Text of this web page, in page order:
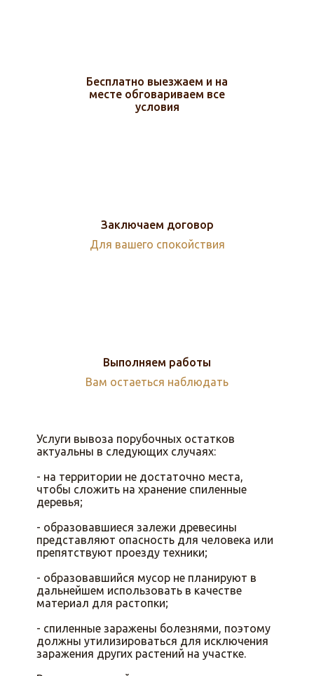
Бесплатно выезжаем и на
месте обговариваем все
условия
Заключаем договор
Для вашего спокойствия
Выполняем работы
Вам остаеться наблюдать
Услуги вывоза порубочных остатков
актуальны в следующих случаях:
- на территории не достаточно места,
чтобы сложить на хранение спиленные
деревья;
- образовавшиеся залежи древесины
представляют опасность для человека или
препятствуют проезду техники;
- образовавшийся мусор не планируют в
дальнейшем использовать в качестве
материал для растопки;
- спиленные заражены болезнями, поэтому
должны утилизироваться для исключения
заражения других растений на участке.